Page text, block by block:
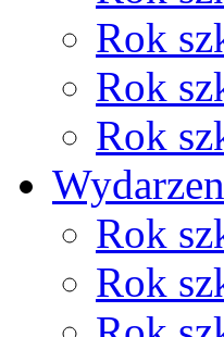
Rok
Rok
Rok
Rok
Rok